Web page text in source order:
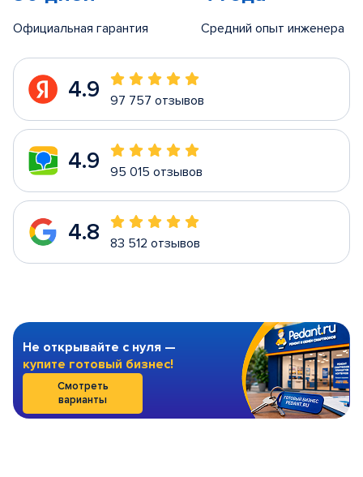
Официальная гарантия Средний опыт инженера
4.9 97 757 отзывов
4.9 95 015 отзывов
4.8 83 512 отзывов
Не открывайте с нуля —
купите готовый бизнес!
Смотреть
варианты